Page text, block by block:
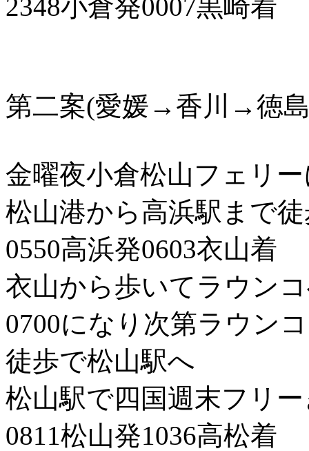
2348小倉発0007黒崎着
第二案(愛媛→香川→徳
金曜夜小倉松山フェリ
松山港から高浜駅まで
0550高浜発0603衣山着
衣山から歩いてラウン
0700になり次第ラウン
徒歩で松山駅へ
松山駅で四国週末フリ
0811松山発1036高松着